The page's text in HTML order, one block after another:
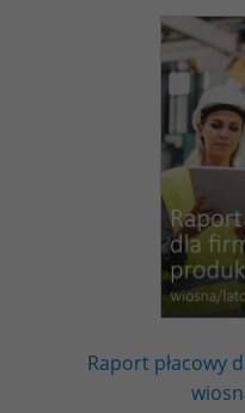
Raport płacowy